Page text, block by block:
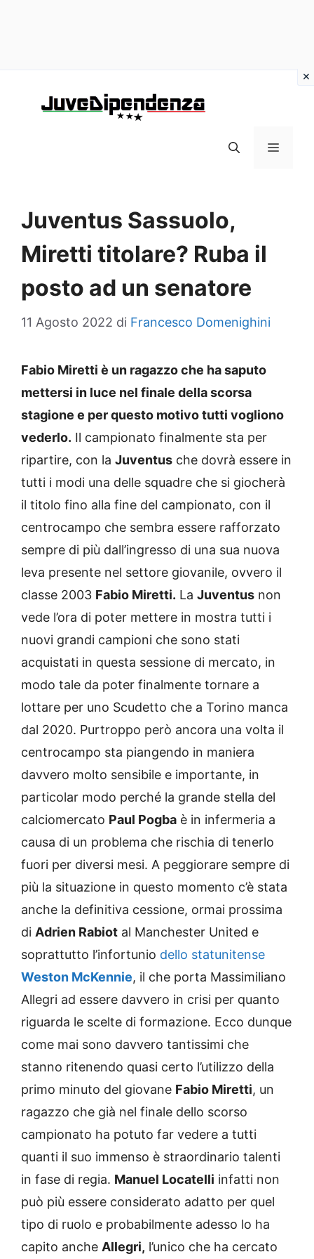
MENU
Juventus Sassuolo,
Miretti titolare? Ruba il
posto ad un senatore
11 Agosto 2022 di Francesco Domenighini
Fabio Miretti è un ragazzo che ha saputo
mettersi in luce nel finale della scorsa
stagione e per questo motivo tutti vogliono
vederlo. Il campionato finalmente sta per
ripartire, con la Juventus che dovrà essere in
tutti i modi una delle squadre che si giocherà
il titolo fino alla fine del campionato, con il
centrocampo che sembra essere rafforzato
sempre di più dall’ingresso di una sua nuova
leva presente nel settore giovanile, ovvero il
classe 2003 Fabio Miretti. La Juventus non
vede l’ora di poter mettere in mostra tutti i
nuovi grandi campioni che sono stati
acquistati in questa sessione di mercato, in
modo tale da poter finalmente tornare a
lottare per uno Scudetto che a Torino manca
dal 2020. Purtroppo però ancora una volta il
centrocampo sta piangendo in maniera
davvero molto sensibile e importante, in
particolar modo perché la grande stella del
calciomercato Paul Pogba è in infermeria a
causa di un problema che rischia di tenerlo
fuori per diversi mesi. A peggiorare sempre di
più la situazione in questo momento c’è stata
anche la definitiva cessione, ormai prossima
di Adrien Rabiot al Manchester United e
soprattutto l’infortunio dello statunitense
Weston McKennie, il che porta Massimiliano
Allegri ad essere davvero in crisi per quanto
riguarda le scelte di formazione. Ecco dunque
come mai sono davvero tantissimi che
stanno ritenendo quasi certo l’utilizzo della
primo minuto del giovane Fabio Miretti, un
ragazzo che già nel finale dello scorso
campionato ha potuto far vedere a tutti
quanti il suo immenso è straordinario talenti
in fase di regia. Manuel Locatelli infatti non
può più essere considerato adatto per quel
tipo di ruolo e probabilmente adesso lo ha
capito anche Allegri, l’unico che ha cercato